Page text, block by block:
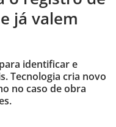
já valem
identificar e
Tecnologia cria novo
no caso de obra